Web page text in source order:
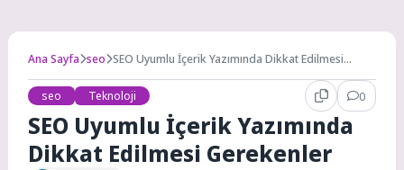
Ana Sayfa seo SEO Uyumlu İçerik Yazımında Dikkat Edilmesi
seo
Teknoloji 0
SEO Uyumlu İçerik Yazımında
Dikkat Edilmesi Gerekenler